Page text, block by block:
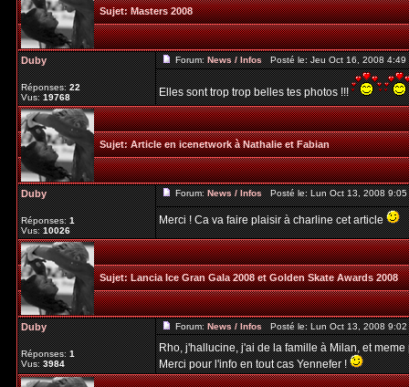
Sujet:Masters 2008
Duby
Réponses:22
Vus:19768
Forum:News / InfosPosté le: Jeu Oct 16, 2008
Elles sont trop trop belles tes photos !!!
Sujet:Article en icenetwork à Nathalie et Fabian
Duby
Réponses:1
Vus:10026
Forum:News / InfosPosté le: Lun Oct 13, 2008
Merci ! Ca va faire plaisir à charline cet article
Sujet:Lancia Ice Gran Gala 2008 et Golden Skate Awards 2008
Duby
Réponses:1
Vus:3984
Forum:News / InfosPosté le: Lun Oct 13, 2008
Rho, j'hallucine, j'ai de la famille à Milan, et
Merci pour l'info en tout cas Yennefer !